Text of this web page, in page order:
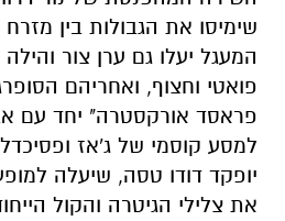
שימיסו את הגבולות בין
המעגל יעלו גם ערן צור
פואטי וחצוף, ואחריהם
פראסד אורקסטרה" יחד עם
למסע קוסמי של ג'אז
יופקד דודו טסה, שיעלה
את צלילי הגיטרה והקול